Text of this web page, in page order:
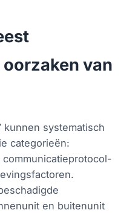
van
kunnen systematisch
categorieën:
en buitenunit